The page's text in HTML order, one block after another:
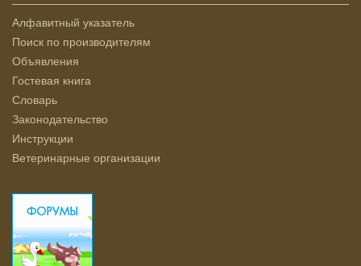
Алфавитный указатель
Поиск по производителям
Объявления
Гостевая книга
Словарь
Законодательство
Инструкции
Ветеринарные организации